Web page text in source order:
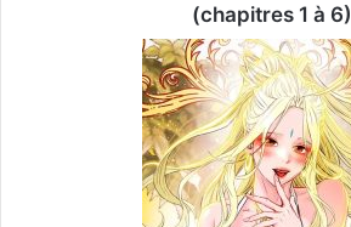
(chapitres 1 à 6)